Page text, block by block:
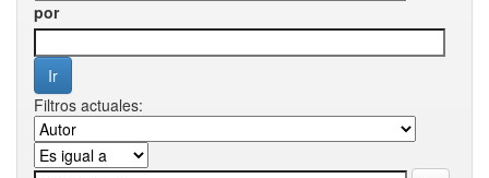
por
Filtros actuales: